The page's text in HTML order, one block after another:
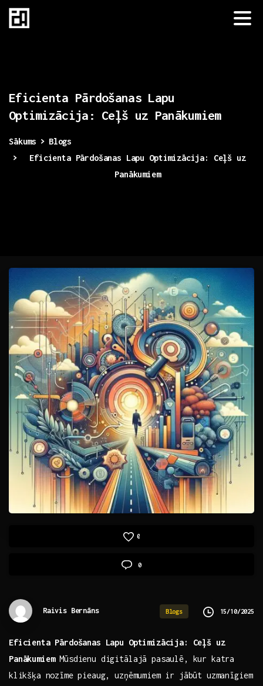
Eficienta Pārdošanas Lapu
Optimizācija:
Ceļš uz Panākumiem
Sākums
Blogs
Eficienta Pārdošanas Lapu Optimizācija: Ceļš uz
Panākumiem
0
0
Raivis Bernāns Blogs 15/10/2025
Eficienta Pārdošanas Lapu Optimizācija: Ceļš uz
PanākumiemMūsdienu digitālajā pasaulē, ‍kur katra
⁤klikšķa nozīme pieaug, uzņēmumiem‍ ir jābūt uzmanīgiem